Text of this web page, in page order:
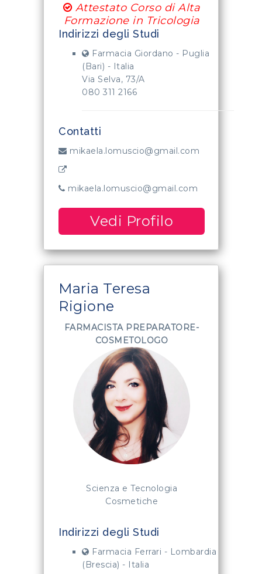
Attestato Corso di Alta
Formazione in Tricologia
Indirizzi degli Studi
Farmacia Giordano - Puglia
(Bari) - Italia
Via Selva, 73/A
080 311 2166
Contatti
mikaela.lomuscio@gmail.com
mikaela.lomuscio@gmail.com
Vedi Profilo
Maria Teresa
Rigione
FARMACISTA PREPARATORE-
COSMETOLOGO
Scienza e Tecnologia
Cosmetiche
Indirizzi degli Studi
Farmacia Ferrari - Lombardia
(Brescia) - Italia